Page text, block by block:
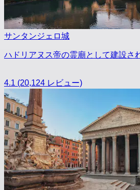
サンタンジェロ城
ハドリアヌス帝の霊廟として建設さ
4.1 (20,124 レビュー)